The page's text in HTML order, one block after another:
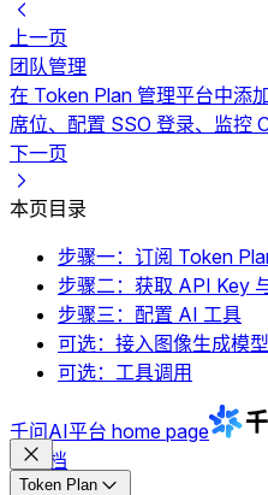
上一页
团队管理
在 Token Plan 管理平台中添
席位、配置 SSO 登录、监控
下一页
本页目录
步骤一：订阅 Token
步骤二：获取 API Key
步骤三：配置 AI 工具
可选：接入图像生成模型
可选：工具调用
千问AI平台 home page
文档
Token Plan